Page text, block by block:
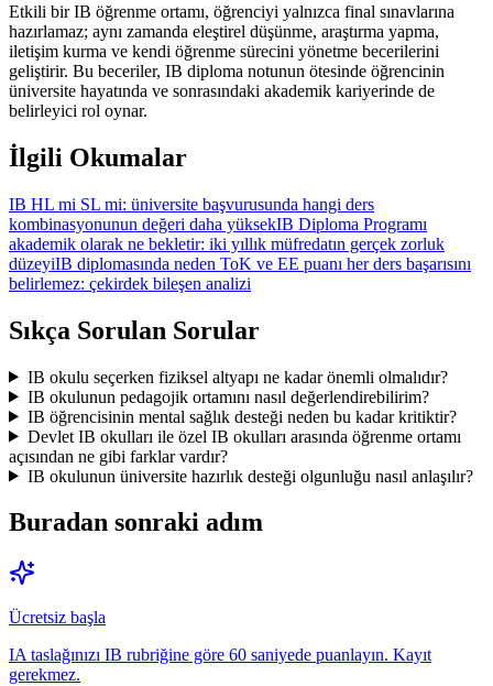
Etkili bir IB öğrenme ortamı, öğrenciyi yalnızca final sınavlarına
hazırlamaz; aynı zamanda eleştirel düşünme, araştırma yapma,
iletişim kurma ve kendi öğrenme sürecini yönetme becerilerini
geliştirir. Bu beceriler, IB diploma notunun ötesinde öğrencinin
üniversite hayatında ve sonrasındaki akademik kariyerinde de
belirleyici rol oynar.
İlgili Okumalar
IB HL mi SL mi: üniversite başvurusunda hangi ders
kombinasyonunun değeri daha yüksekIB Diploma Programı
akademik olarak ne bekletir: iki yıllık müfredatın gerçek zorluk
düzeyiIB diplomasında neden ToK ve EE puanı her ders başarısını
belirlemez: çekirdek bileşen analizi
Sıkça Sorulan Sorular
IB okulu seçerken fiziksel altyapı ne kadar önemli olmalıdır?
IB okulunun pedagojik ortamını nasıl değerlendirebilirim?
IB öğrencisinin mental sağlık desteği neden bu kadar kritiktir?
Devlet IB okulları ile özel IB okulları arasında öğrenme ortamı
açısından ne gibi farklar vardır?
IB okulunun üniversite hazırlık desteği olgunluğu nasıl anlaşılır?
Buradan sonraki adım
Ücretsiz başla
IA taslağınızı IB rubriğine göre 60 saniyede puanlayın. Kayıt
gerekmez.